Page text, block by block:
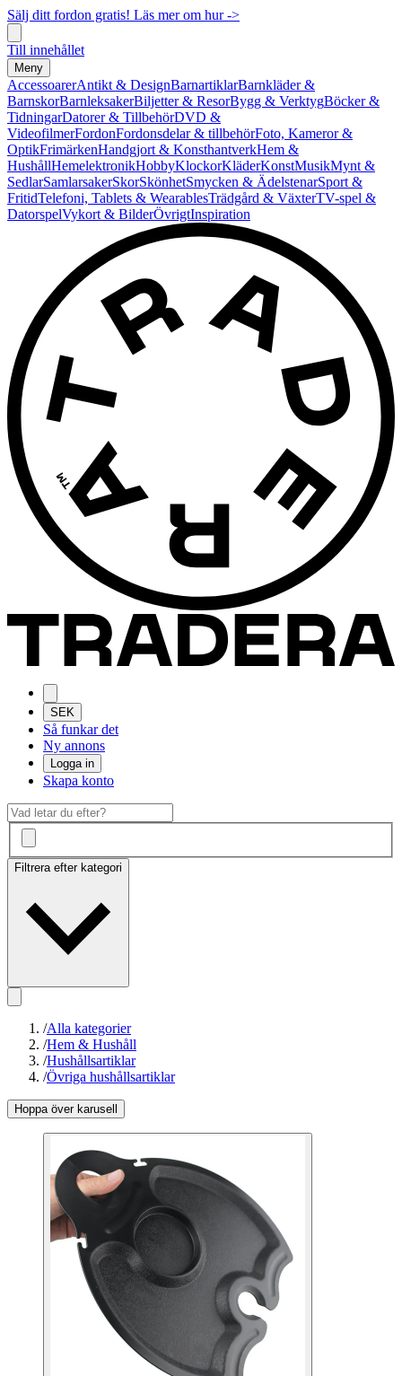
Sälj ditt fordon gratis! Läs mer om hur ->
Till innehållet
Meny
AccessoarerAntikt & DesignBarnartiklarBarnkläder &
BarnskorBarnleksakerBiljetter & ResorBygg & VerktygBöcker &
TidningarDatorer & TillbehörDVD &
VideofilmerFordonFordonsdelar & tillbehörFoto, Kameror &
OptikFrimärkenHandgjort & KonsthantverkHem &
HushållHemelektronikHobbyKlockorKläderKonstMusikMynt &
SedlarSamlarsakerSkorSkönhetSmycken & ÄdelstenarSport &
FritidTelefoni, Tablets & WearablesTrädgård & VäxterTV-spel &
DatorspelVykort & BilderÖvrigtInspiration
SEK
Så funkar det
Ny annons
Logga in
Skapa konto
Filtrera efter kategori
/Alla kategorier
/Hem & Hushåll
/Hushållsartiklar
/Övriga hushållsartiklar
Hoppa över karusell